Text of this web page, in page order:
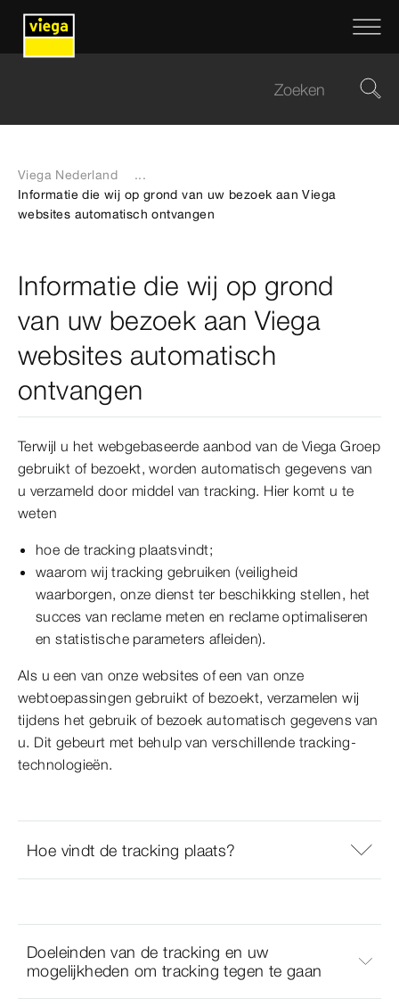
Viega Nederland
...
Informatie die wij op grond van uw bezoek aan Viega
websites automatisch ontvangen
Informatie die wij op grond
van uw bezoek aan Viega
websites automatisch
ontvangen
Terwijl u het webgebaseerde aanbod van de Viega Groep
gebruikt of bezoekt, worden automatisch gegevens van
u verzameld door middel van tracking. Hier komt u te
weten
hoe de tracking plaatsvindt;
waarom wij tracking gebruiken (veiligheid
waarborgen, onze dienst ter beschikking stellen, het
succes van reclame meten en reclame optimaliseren
en statistische parameters afleiden).
Als u een van onze websites of een van onze
webtoepassingen gebruikt of bezoekt, verzamelen wij
tijdens het gebruik of bezoek automatisch gegevens van
u. Dit gebeurt met behulp van verschillende tracking-
technologieën.
Hoe vindt de tracking plaats?
Doeleinden van de tracking en uw
mogelijkheden om tracking tegen te gaan